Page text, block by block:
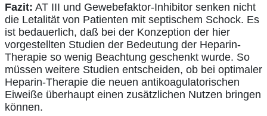
Fazit: AT III und Gewebefaktor-Inhibitor senken nicht
die Letalität von Patienten mit septischem Schock. Es
ist bedauerlich, daß bei der Konzeption der hier
vorgestellten Studien der Bedeutung der Heparin-
Therapie so wenig Beachtung geschenkt wurde. So
müssen weitere Studien entscheiden, ob bei optimaler
Heparin-Therapie die neuen antikoagulatorischen
Eiweiße überhaupt einen zusätzlichen Nutzen bringen
können.